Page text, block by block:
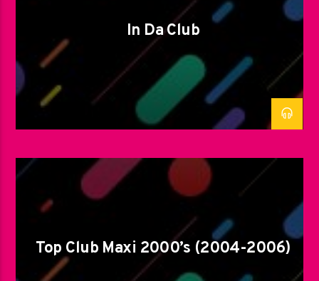
In Da Club
Top Club Maxi 2000’s (2004-2006)